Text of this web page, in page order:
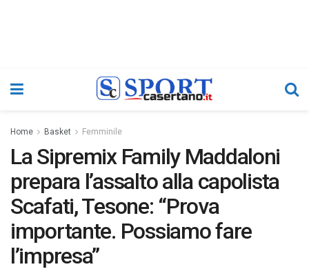
Home Basket Femminile
La Sipremix Family Maddaloni
prepara l’assalto alla capolista
Scafati, Tesone: “Prova
importante. Possiamo fare
l’impresa”